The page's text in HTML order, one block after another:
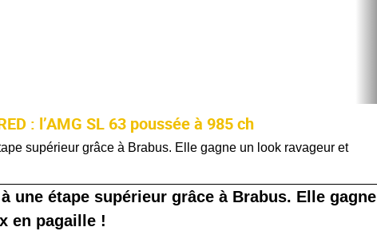
: l’AMG SL 63 poussée à 985 ch
supérieur grâce à Brabus. Elle gagne un look ravageur et
une étape supérieur grâce à Brabus. Elle gagne
en pagaille !